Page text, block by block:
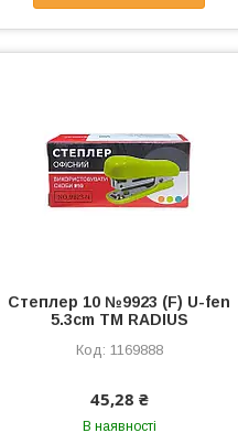
Степлер 10 №9923 (F) U-fen
5.3cm ТМ RADIUS
1169888
45,28 ₴
В наявності